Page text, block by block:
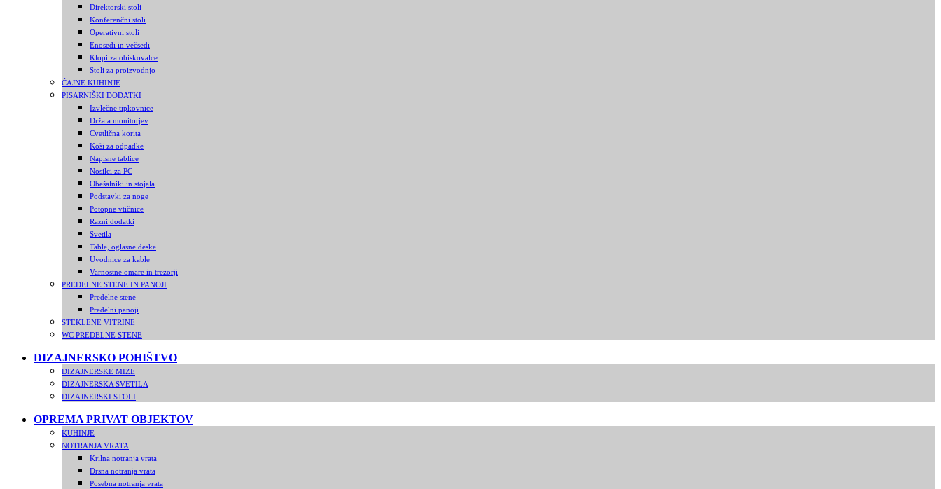
Direktorski stoli
Konferenčni stoli
Operativni stoli
Enosedi in večsedi
Klopi za obiskovalce
Stoli za proizvodnjo
ČAJNE KUHINJE
PISARNIŠKI DODATKI
Izvlečne tipkovnice
Držala monitorjev
Cvetlična korita
Koši za odpadke
Napisne tablice
Nosilci za PC
Obešalniki in stojala
Podstavki za noge
Potopne vtičnice
Razni dodatki
Svetila
Table, oglasne deske
Uvodnice za kable
Varnostne omare in trezorji
PREDELNE STENE IN PANOJI
Predelne stene
Predelni panoji
STEKLENE VITRINE
WC PREDELNE STENE
DIZAJNERSKO POHIŠTVO
DIZAJNERSKE MIZE
DIZAJNERSKA SVETILA
DIZAJNERSKI STOLI
OPREMA PRIVAT OBJEKTOV
KUHINJE
NOTRANJA VRATA
Krilna notranja vrata
Drsna notranja vrata
Posebna notranja vrata